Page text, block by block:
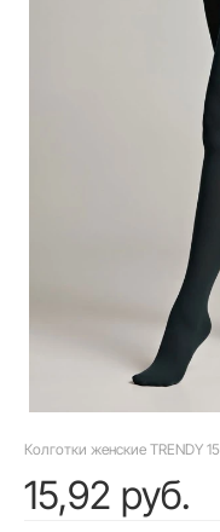
Колготки женские TRENDY
15,92 руб.